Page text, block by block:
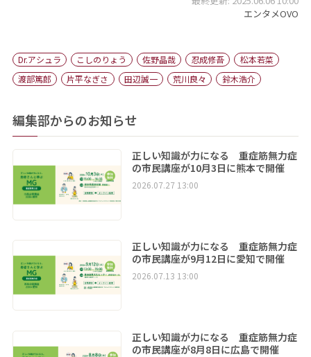
エンタメOVO
Dr.アシュラ こしのりょう 佐野晶哉 忍成修吾
松本若菜
渡部篤郎
片平なぎさ 田辺誠一 荒川良々 鈴木浩介
編集部からのお知らせ
正しい知識が力になる 重症筋無力症
の市民講座が10月3日に熊本で開催
2026.07.27 13:00
正しい知識が力になる 重症筋無力症
の市民講座が9月12日に愛知で開催
2026.07.13 13:00
正しい知識が力になる 重症筋無力症
の市民講座が8月8日に広島で開催